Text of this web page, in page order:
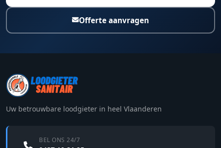
Offerte aanvragen
Uw betrouwbare loodgieter in heel Vlaanderen
BEL ONS 24/7